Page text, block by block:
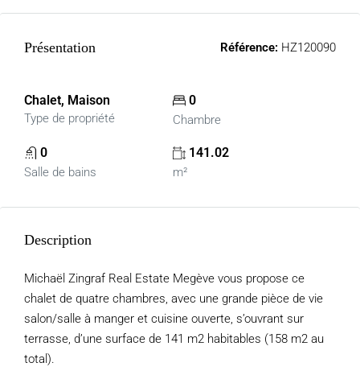
Présentation Référence: HZ120090
Chalet, Maison
Type de propriété
0
Chambre
0
Salle de bains
141.02
m²
Description
Michaël Zingraf Real Estate Megève vous propose ce
chalet de quatre chambres, avec une grande pièce de vie
salon/salle à manger et cuisine ouverte, s’ouvrant sur
terrasse, d’une surface de 141 m2 habitables (158 m2 au
total).